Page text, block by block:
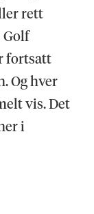
rett
Golf
fortsatt
Og hver
vis. Det
i